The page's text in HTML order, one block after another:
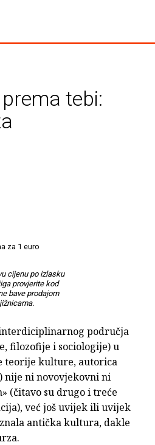
tebi:
za 1 euro
cijenu po izlasku
provjerite kod
bave prodajom
interdiciplinarnog područja
filozofije i sociologije) u
teorije kulture, autorica
nije ni novovjekovni ni
(čitavo su drugo i treće
već još uvijek ili uvijek
antička kultura, dakle